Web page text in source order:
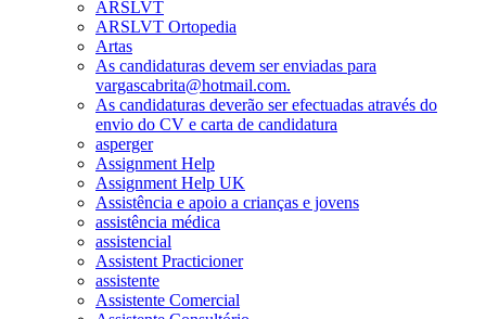
ARSLVT
ARSLVT Ortopedia
Artas
As candidaturas devem ser enviadas para
vargascabrita@hotmail.com.
As candidaturas deverão ser efectuadas através do
envio do CV e carta de candidatura
asperger
Assignment Help
Assignment Help UK
Assistência e apoio a crianças e jovens
assistência médica
assistencial
Assistent Practicioner
assistente
Assistente Comercial